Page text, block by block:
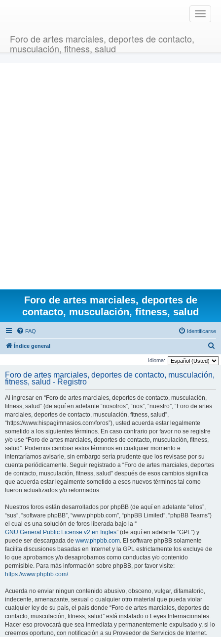
T
o
Foro de artes marciales, deportes de contacto,
musculación, fitness, salud
Foro de artes marciales, deportes de
contacto, musculación, fitness, salud
FAQ Identificarse
Índice general
u
Idioma:
Foro de artes marciales, deportes de contacto, musculación,
fitness, salud - Registro
Al ingresar en “Foro de artes marciales, deportes de contacto, musculación,
fitness, salud” (de aquí en adelante “nosotros”, “nos”, “nuestro”, “Foro de artes
marciales, deportes de contacto, musculación, fitness, salud”,
“https://www.hispagimnasios.com/foros”), usted acuerda estar legalmente
sometido a los siguientes términos. En caso contrario por favor no se registre
y/o use “Foro de artes marciales, deportes de contacto, musculación, fitness,
salud”. Podemos cambiar estos términos en cualquier momento e
intentaríamos avisarle, sin embargo sería prudente que los revisase por su
cuenta periódicamente. Seguir registrado a “Foro de artes marciales, deportes
de contacto, musculación, fitness, salud” después de esos cambios significa
que acuerda estar legalmente sometido a esos nuevos términos tal como
fueron actualizados y/o reformados.
Nuestros foros están desarrollados por phpBB (de aquí en adelante “ellos”,
“sus”, “software phpBB”, “www.phpbb.com”, “phpBB Limited”, “phpBB Teams”)
el cual es una solución de foros liberada bajo la “
GNU General Public License v2 en Ingles” (de aquí en adelante “GPL”) y
puede ser descargada de www.phpbb.com. El software phpBB solamente
facilita discusiones basadas en Internet y la GPL estrictamente los excluye de
lo que aprobamos y/o desaprobamos como conductas y/o contenido
permisible. Para más información sobre phpBB, por favor visite:
https://www.phpbb.com/.
Acuerda no enviar ningun contenido abusivo, obsceno, vulgar, difamatorio,
indecente, amenazante, sexual o cualquier otro material que pueda violar
cualquier ley de su país, el país donde “Foro de artes marciales, deportes de
contacto, musculación, fitness, salud” está instalado o Leyes Internacionales.
Hacer eso provocará que sea inmediata y permanentemente expulsado y, si lo
creemos oportuno, con notificación a su Proveedor de Servicios de Internet.